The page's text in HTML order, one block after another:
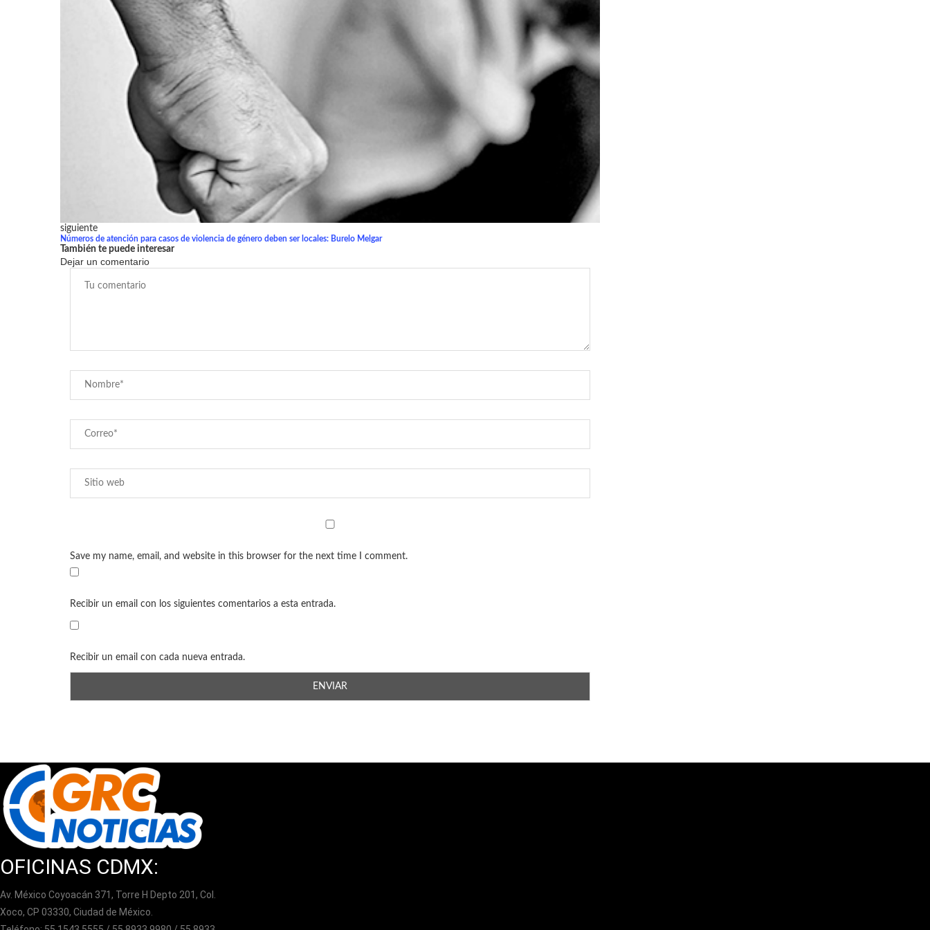
siguiente
Números de atención para casos de violencia de género deben ser locales: Burelo Melgar
También te puede interesar
Dejar un comentario
Save my name, email, and website in this browser for the next time I comment.
Recibir un email con los siguientes comentarios a esta entrada.
Recibir un email con cada nueva entrada.
OFICINAS CDMX:
Av. México Coyoacán 371, Torre H Depto 201, Col.
Xoco, CP 03330, Ciudad de México.